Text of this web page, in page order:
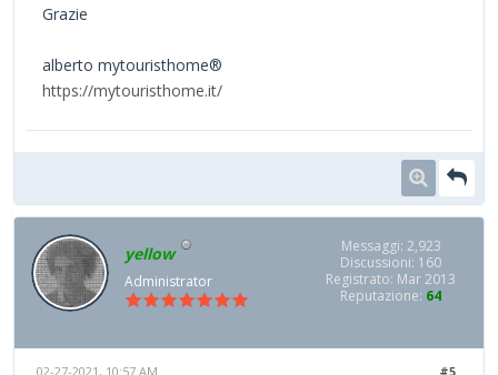
Grazie
alberto mytouristhome®
https://mytouristhome.it/
yellow
Administrator
Messaggi: 2,923
Discussioni: 160
Registrato: Mar 2013
Reputazione: 64
#5
02-27-2021, 10:57 AM